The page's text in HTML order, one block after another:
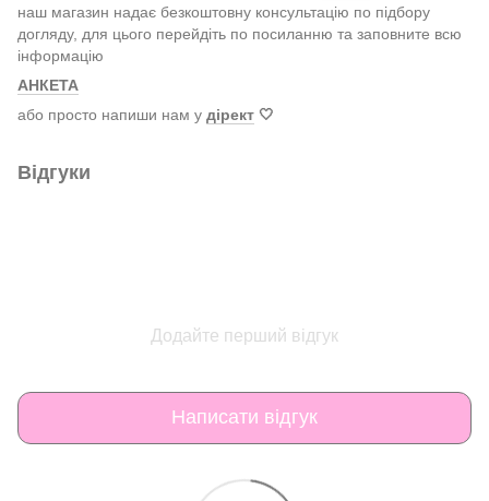
наш магазин надає безкоштовну консультацію по підбору
догляду, для цього перейдіть по посиланню та заповните всю
інформацію
АНКЕТА
або просто напиши нам у дірект 🤍
Відгуки
Додайте перший відгук
Написати відгук